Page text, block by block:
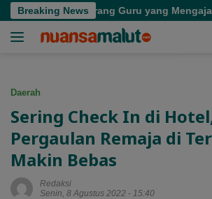
Langsung
ke
Breaking News
Seorang Guru yang Mengajarkan
Daerah
Sering Check In di
Pergaulan Remaja di
Makin Bebas
Redaksi
Senin, 8 Agustus 2022 - 15:40